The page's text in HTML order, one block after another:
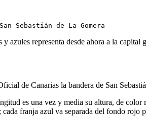
azules representa desde ahora a la capital
de Canarias la bandera de San
es una vez y media su altura, de
franja azul va separada del fondo